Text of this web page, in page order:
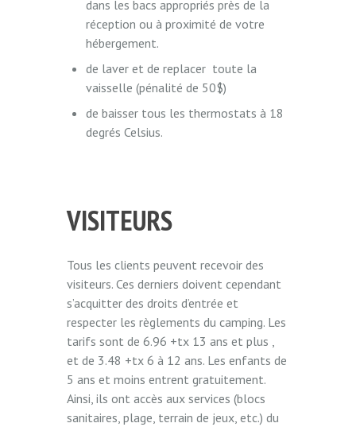
dans les bacs appropriés près de la
réception ou à proximité de votre
hébergement.
de laver et de replacer toute la
vaisselle (pénalité de 50$)
de baisser tous les thermostats à 18
degrés Celsius.
VISITEURS
Tous les clients peuvent recevoir des
visiteurs. Ces derniers doivent cependant
s’acquitter des droits d’entrée et
respecter les règlements du camping. Les
tarifs sont de 6.96 +tx 13 ans et plus ,
et de 3.48 +tx 6 à 12 ans. Les enfants de
5 ans et moins entrent gratuitement.
Ainsi, ils ont accès aux services (blocs
sanitaires, plage, terrain de jeux, etc.) du